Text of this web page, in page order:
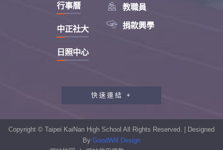
 教職員
 捐款興學
行事曆
中正社大
日照中心
快速連結 +
教職員工研習專區
性別平等教育專區
Copyright © Taipei KaiNan High School All Rights Reserved. | Designed
By GoodWill Design